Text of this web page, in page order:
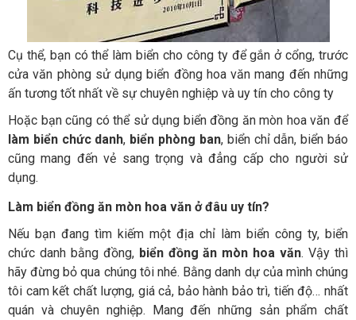
Cụ thể, bạn có thể làm biển cho công ty để gắn ở cổng, trước
cửa văn phòng sử dụng biển đồng hoa văn mang đến những
ấn tương tốt nhất về sự chuyên nghiệp và uy tín cho công ty
Hoặc bạn cũng có thể sử dụng biển đồng ăn mòn hoa văn để
làm biển chức danh, biển phòng ban, biển chỉ dẫn, biển báo
cũng mang đến vẻ sang trọng và đẳng cấp cho người sử
dụng.
Làm biển đồng ăn mòn hoa văn ở đâu uy tín?
Nếu bạn đang tìm kiếm một địa chỉ làm biển công ty, biển
chức danh bằng đồng, biển đồng ăn mòn hoa văn. Vậy thì
hãy đừng bỏ qua chúng tôi nhé. Bằng danh dự của mình chúng
tôi cam kết chất lượng, giá cả, bảo hành bảo trì, tiến độ… nhất
quán và chuyên nghiệp. Mang đến những sản phẩm chất